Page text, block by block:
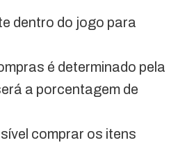
dentro do jogo para
é determinado pela
a porcentagem de
comprar os itens